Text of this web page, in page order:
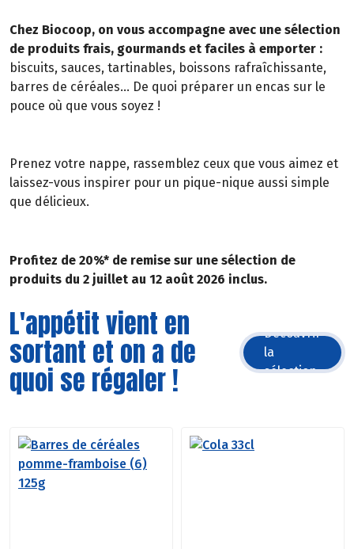
Chez Biocoop, on vous accompagne avec une sélection
de produits frais, gourmands et faciles à emporter :
biscuits, sauces, tartinables, boissons rafraîchissante,
barres de céréales... De quoi préparer un encas sur le
pouce où que vous soyez !
Prenez votre nappe, rassemblez ceux que vous aimez et
laissez-vous inspirer pour un pique-nique aussi simple
que délicieux.
Profitez de 20%* de remise sur une sélection de
produits du 2 juillet au 12 août 2026 inclus.
L'appétit vient en
sortant et on a de
quoi se régaler !
Découvrir
la
sélection